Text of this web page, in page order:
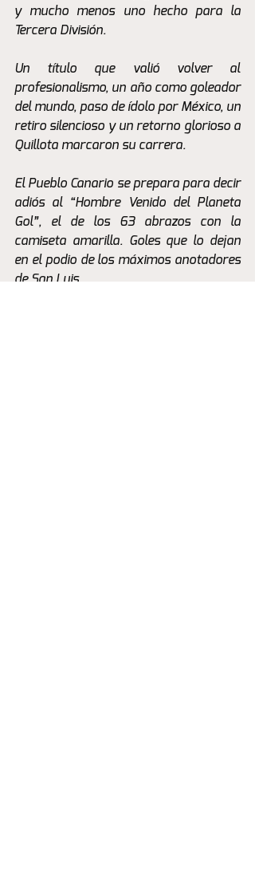
y mucho menos uno hecho para la
Tercera División.
Un título que valió volver al
profesionalismo, un año como goleador
del mundo, paso de ídolo por México, un
retiro silencioso y un retorno glorioso a
Quillota marcaron su carrera.
El Pueblo Canario se prepara para decir
adiós al “Hombre Venido del Planeta
Gol”, el de los 63 abrazos con la
camiseta amarilla. Goles que lo dejan
en el podio de los máximos anotadores
de San Luis.